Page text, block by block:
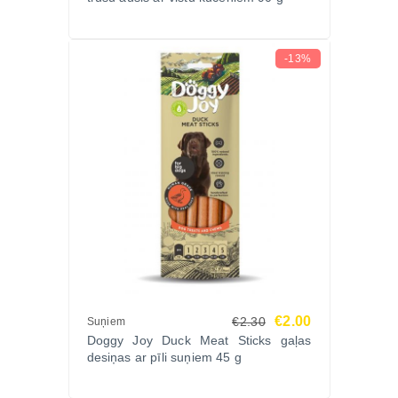
Vai šīs sloksnītes ir piemērotas treniņiem?
Jā, tās ir viegli sadalāmas un ļoti garšīgas – ideāls
Kā tās uzglabāt pēc atvēršanas?
Ieteicams uzglabāt ledusskapī, lai saglabātu
Sniedziet savam kucēnam dabīgu un gardu uzkodu
ar DOGGY JOY Jēra sloksnītēm – ideāli piemērotas
Zoopasaule.lv – ātra piegāde, izdevīgas cenas un
garantēta kvalitāte!
-13%
Suņiem €2.30 €2.00
Doggy Joy Duck Meat Sticks gaļas
desiņas ar pīli suņiem 45 g